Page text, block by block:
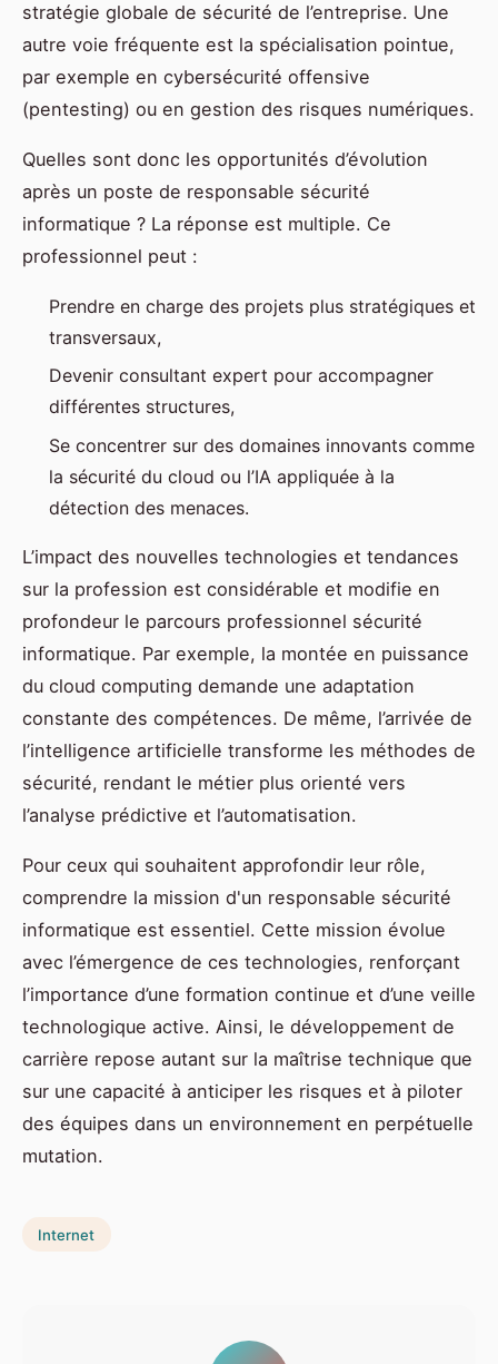
stratégie globale de sécurité de l’entreprise. Une
autre voie fréquente est la spécialisation pointue,
par exemple en cybersécurité offensive
(pentesting) ou en gestion des risques numériques.
Quelles sont donc les opportunités d’évolution
après un poste de responsable sécurité
informatique ? La réponse est multiple. Ce
professionnel peut :
Prendre en charge des projets plus stratégiques et
transversaux,
Devenir consultant expert pour accompagner
différentes structures,
Se concentrer sur des domaines innovants comme
la sécurité du cloud ou l’IA appliquée à la
détection des menaces.
L’impact des nouvelles technologies et tendances
sur la profession est considérable et modifie en
profondeur le parcours professionnel sécurité
informatique. Par exemple, la montée en puissance
du cloud computing demande une adaptation
constante des compétences. De même, l’arrivée de
l’intelligence artificielle transforme les méthodes de
sécurité, rendant le métier plus orienté vers
l’analyse prédictive et l’automatisation.
Pour ceux qui souhaitent approfondir leur rôle,
comprendre la mission d'un responsable sécurité
informatique est essentiel. Cette mission évolue
avec l’émergence de ces technologies, renforçant
l’importance d’une formation continue et d’une veille
technologique active. Ainsi, le développement de
carrière repose autant sur la maîtrise technique que
sur une capacité à anticiper les risques et à piloter
des équipes dans un environnement en perpétuelle
mutation.
Internet